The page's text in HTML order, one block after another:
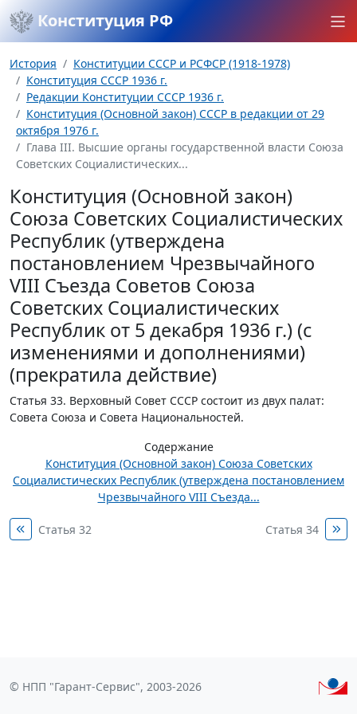
Конституция РФ
История
Конституции СССР и РСФСР (1918-1978)
Конституция СССР 1936 г.
Редакции Конституции СССР 1936 г.
Конституция (Основной закон) СССР в редакции от 29
октября 1976 г.
Глава III. Высшие органы государственной власти Союза
Советских Социалистических...
Конституция (Основной закон)
Союза Советских Социалистических
Республик (утверждена
постановлением Чрезвычайного
VIII Съезда Советов Союза
Советских Социалистических
Республик от 5 декабря 1936 г.) (с
изменениями и дополнениями)
(прекратила действие)
Статья 33. Верховный Совет СССР состоит из двух палат:
Совета Союза и Совета Национальностей.
Содержание
Конституция (Основной закон) Союза Советских
Социалистических Республик (утверждена постановлением
Чрезвычайного VIII Съезда...
Статья 32 Статья 34
© НПП "Гарант-Сервис", 2003-2026